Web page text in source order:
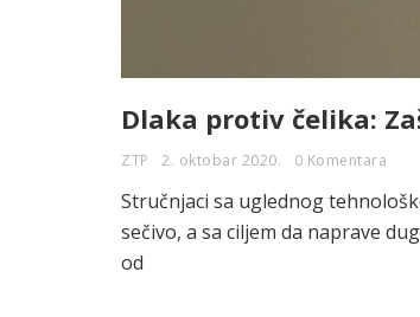
Dlaka protiv čelika:
ZTP 2. oktobar 2020. 0 Komentara
Stručnjaci sa uglednog
sečivo, a sa ciljem da naprave
od